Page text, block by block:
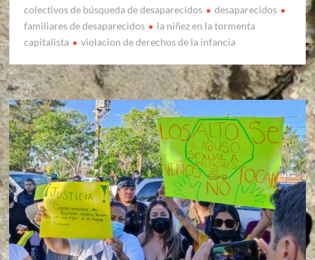
colectivos de búsqueda de desaparecidos
desaparecidos
familiares de desaparecidos
la niñez en la tormenta
capitalista
violacion de derechos de la infancia